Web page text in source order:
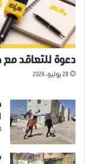
دعوة للتعاقد
28 يوليو، 2026